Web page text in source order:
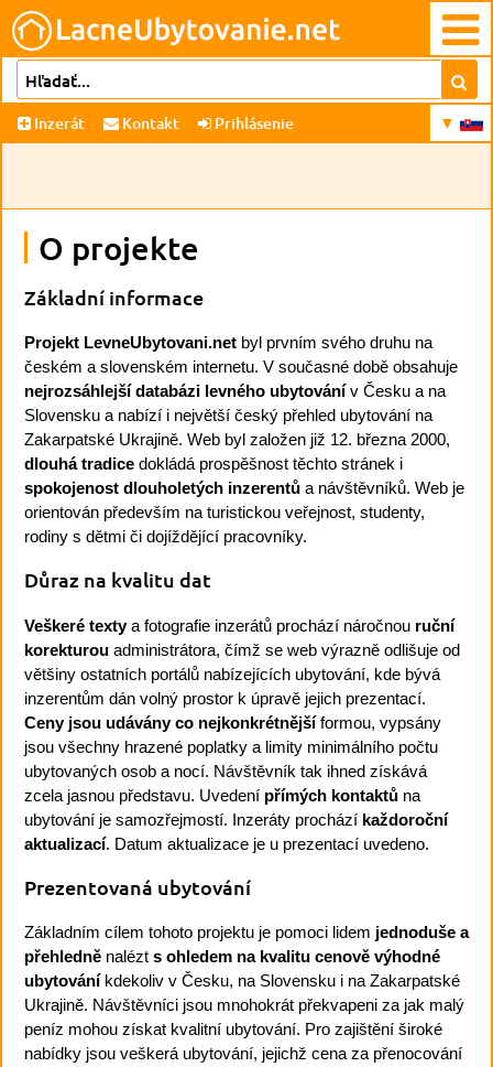
Inzerát Kontakt Prihlásenie
O projekte
Základní informace
Projekt LevneUbytovani.net byl prvním svého druhu na
českém a slovenském internetu. V současné době obsahuje
nejrozsáhlejší databázi levného ubytovánív Česku a na
Slovensku a nabízí i největší český přehled ubytování na
Zakarpatské Ukrajině. Web byl založen již 12. března 2000,
dlouhá tradice dokládá prospěšnost těchto stránek i
spokojenost dlouholetých inzerentů a návštěvníků. Web je
orientován především na turistickou veřejnost, studenty,
rodiny s dětmi či dojíždějící pracovníky.
Důraz na kvalitu dat
Veškeré textya fotografie inzerátů prochází náročnou ruční
korekturou administrátora, čímž se web výrazně odlišuje od
většiny ostatních portálů nabízejících ubytování, kde bývá
inzerentům dán volný prostor k úpravě jejich prezentací.
Ceny jsou udávány co nejkonkrétnějšíformou, vypsány
jsou všechny hrazené poplatky a limity minimálního počtu
ubytovaných osob a nocí. Návštěvník tak ihned získává
zcela jasnou představu. Uvedení přímých kontaktů na
ubytování je samozřejmostí. Inzeráty prochází každoroční
aktualizací. Datum aktualizace je u prezentací uvedeno.
Prezentovaná ubytování
Základním cílem tohoto projektu je pomoci lidem jednoduše a
přehledně nalézt s ohledem na kvalitu cenově výhodné
ubytováníkdekoliv v Česku, na Slovensku i na Zakarpatské
Ukrajině. Návštěvníci jsou mnohokrát překvapeni za jak malý
peníz mohou získat kvalitní ubytování. Pro zajištění široké
nabídky jsou veškerá ubytování, jejichž cena za přenocování